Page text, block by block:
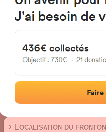
09347
Calle
Fronton
Localisation|
› Localisation du fronton